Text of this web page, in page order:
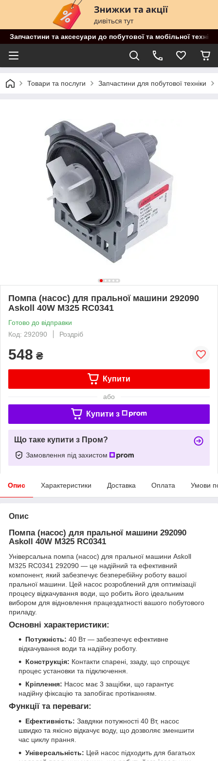
Запчастини та аксесуари до побутової та мобільної
Товари та послуги Запчастини для побутової техніки
Помпа (насос) для пральної машини 292090
Askoll 40W M325 RC0341
Готово до відправки
Код: 292090
Роздріб
548 ₴
Купити
або
Купити з
Що таке купити з Пром?
Замовлення під захистом
Опис Характеристики Доставка Оплата Умови
Опис
Помпа (насос) для пральної машини 292090
Askoll 40W M325 RC0341
Універсальна помпа (насос) для пральної машини Askoll
M325 RC0341 292090 — це надійний та ефективний
компонент, який забезпечує безперебійну роботу вашої
пральної машини. Цей насос розроблений для оптимізації
процесу відкачування води, що робить його ідеальним
вибором для відновлення працездатності вашого побутового
приладу.
Основні характеристики:
Потужність: 40 Вт — забезпечує ефективне
відкачування води та надійну роботу.
Конструкція: Контакти спарені, ззаду, що спрощує
процес установки та підключення.
Кріплення: Насос має 3 защібки, що гарантує
надійну фіксацію та запобігає протіканням.
Функції та переваги:
Ефективність: Завдяки потужності 40 Вт, насос
швидко та якісно відкачує воду, що дозволяє зменшити
час циклу прання.
Універсальність: Цей насос підходить для багатьох